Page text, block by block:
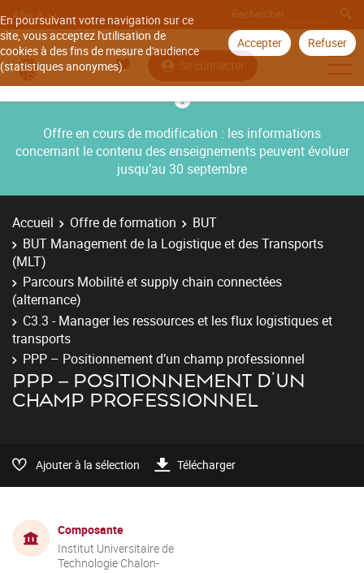
En poursuivant votre navigation sur ce
site, vous acceptez l'utilisation de
cookies à des fins de mesure d'audience
(statistiques anonymes).
Accepter Refuser
Aller à
Se connecter
Offre en cours de modification : les informations
concernant le contenu des enseignements peuvent évoluer
jusqu’au 30 septembre
Accueil Offre de formation
BUT
BUT Management de la Logistique et des Transports
(MLT)
Parcours Mobilité et supply chain connectées
(alternance)
C3.3 - Manager les ressources et les flux logistiques et
transports
PPP – Positionnement d’un champ professionnel
PPP – POSITIONNEMENT D’UN
CHAMP PROFESSIONNEL
Ajouter à la sélection Télécharger
Composante
Institut Universitaire de
Technologie Chalon-